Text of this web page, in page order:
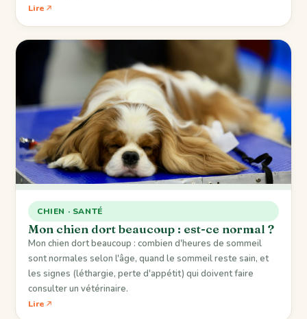
Lire
CHIEN · SANTÉ
Mon chien dort beaucoup : est-ce normal ?
Mon chien dort beaucoup : combien d'heures de sommeil
sont normales selon l'âge, quand le sommeil reste sain, et
les signes (léthargie, perte d'appétit) qui doivent faire
consulter un vétérinaire.
Lire